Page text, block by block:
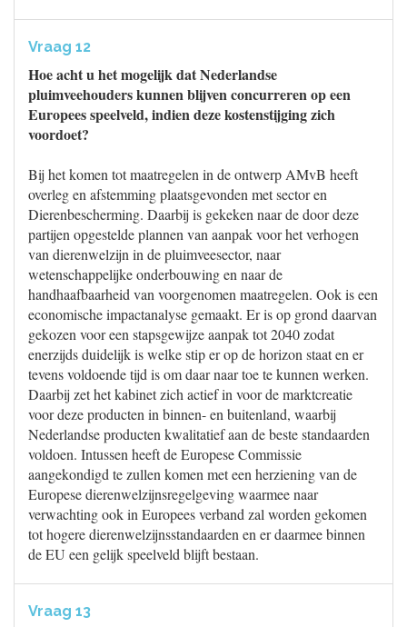
Vraag 12
Hoe acht u het mogelijk dat Nederlandse
pluimveehouders kunnen blijven concurreren op een
Europees speelveld, indien deze kostenstijging zich
voordoet?
Bij het komen tot maatregelen in de ontwerp AMvB heeft
overleg en afstemming plaatsgevonden met sector en
Dierenbescherming. Daarbij is gekeken naar de door deze
partijen opgestelde plannen van aanpak voor het verhogen
van dierenwelzijn in de pluimveesector, naar
wetenschappelijke onderbouwing en naar de
handhaafbaarheid van voorgenomen maatregelen. Ook is een
economische impactanalyse gemaakt. Er is op grond daarvan
gekozen voor een stapsgewijze aanpak tot 2040 zodat
enerzijds duidelijk is welke stip er op de horizon staat en er
tevens voldoende tijd is om daar naar toe te kunnen werken.
Daarbij zet het kabinet zich actief in voor de marktcreatie
voor deze producten in binnen- en buitenland, waarbij
Nederlandse producten kwalitatief aan de beste standaarden
voldoen. Intussen heeft de Europese Commissie
aangekondigd te zullen komen met een herziening van de
Europese dierenwelzijnsregelgeving waarmee naar
verwachting ook in Europees verband zal worden gekomen
tot hogere dierenwelzijnsstandaarden en er daarmee binnen
de EU een gelijk speelveld blijft bestaan.
Vraag 13